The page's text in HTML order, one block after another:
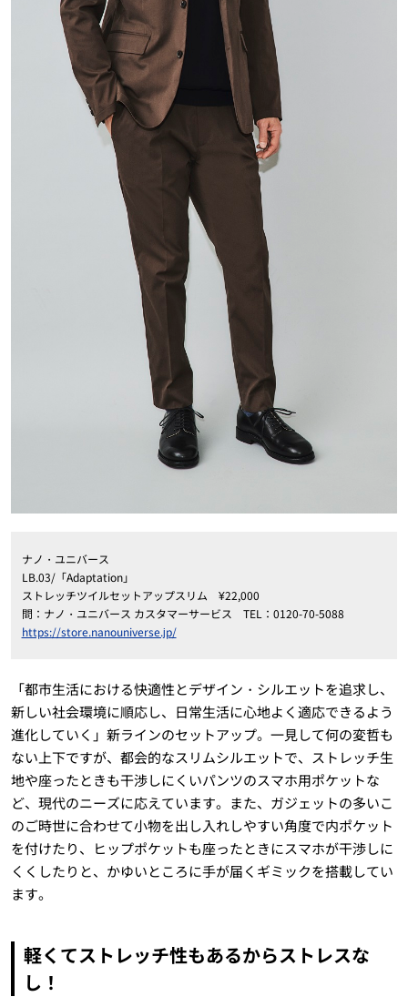
ナノ・ユニバース
LB.03/「Adaptation」
ストレッチツイルセットアップスリム ¥22,000
問：ナノ・ユニバース カスタマーサービス TEL：0120-70-5088
https://store.nanouniverse.jp/
「都市生活における快適性とデザイン・シルエットを追求し、
新しい社会環境に順応し、日常生活に心地よく適応できるよう
進化していく」新ラインのセットアップ。一見して何の変哲も
ない上下ですが、都会的なスリムシルエットで、ストレッチ生
地や座ったときも干渉しにくいパンツのスマホ用ポケットな
ど、現代のニーズに応えています。また、ガジェットの多いこ
のご時世に合わせて小物を出し入れしやすい角度で内ポケット
を付けたり、ヒップポケットも座ったときにスマホが干渉しに
くくしたりと、かゆいところに手が届くギミックを搭載してい
ます。
軽くてストレッチ性もあるからストレスな
し！